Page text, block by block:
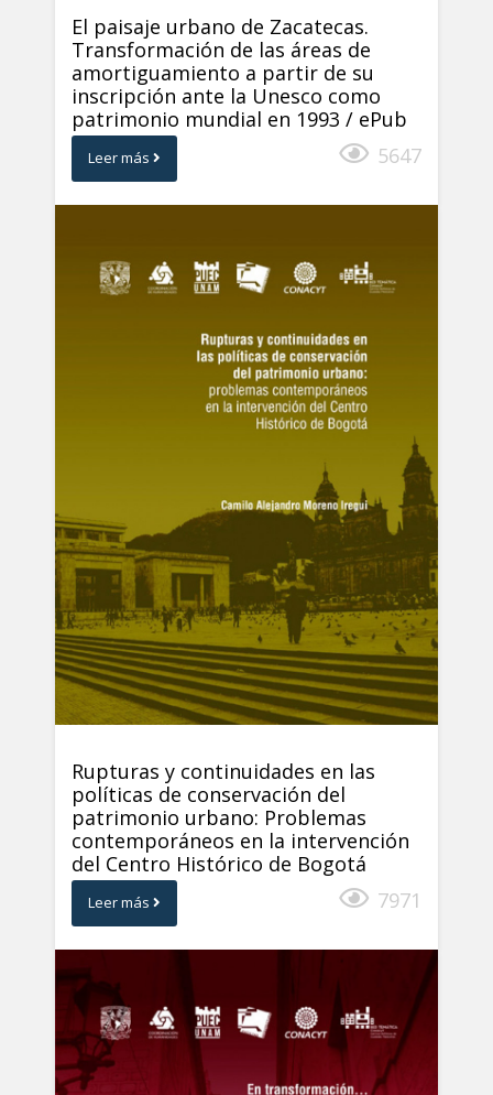
El paisaje urbano de Zacatecas.
Transformación de las áreas de
amortiguamiento a partir de su
inscripción ante la Unesco como
patrimonio mundial en 1993 / ePub
Leer más 5647
Rupturas y continuidades en las
políticas de conservación del
patrimonio urbano: Problemas
contemporáneos en la intervención
del Centro Histórico de Bogotá
Leer más 7971